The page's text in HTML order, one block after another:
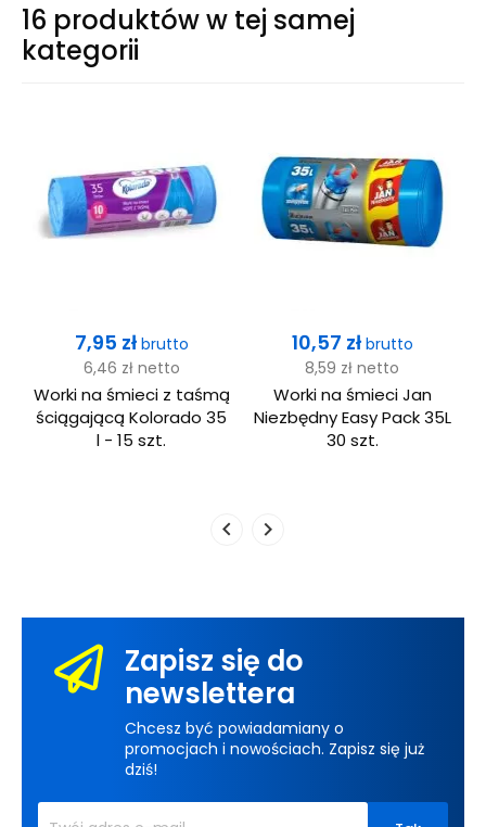
16 produktów w tej samej
kategorii
Cena
7,95 zł brutto
6,46 zł netto
Worki na śmieci z taśmą
ściągającą Kolorado 35
l - 15 szt.
Cena
10,57 zł brutto
8,59 zł netto
Worki na śmieci Jan
Niezbędny Easy Pack 35L
30 szt.
Zapisz się do
newslettera
Chcesz być powiadamiany o
promocjach i nowościach. Zapisz się już
dziś!